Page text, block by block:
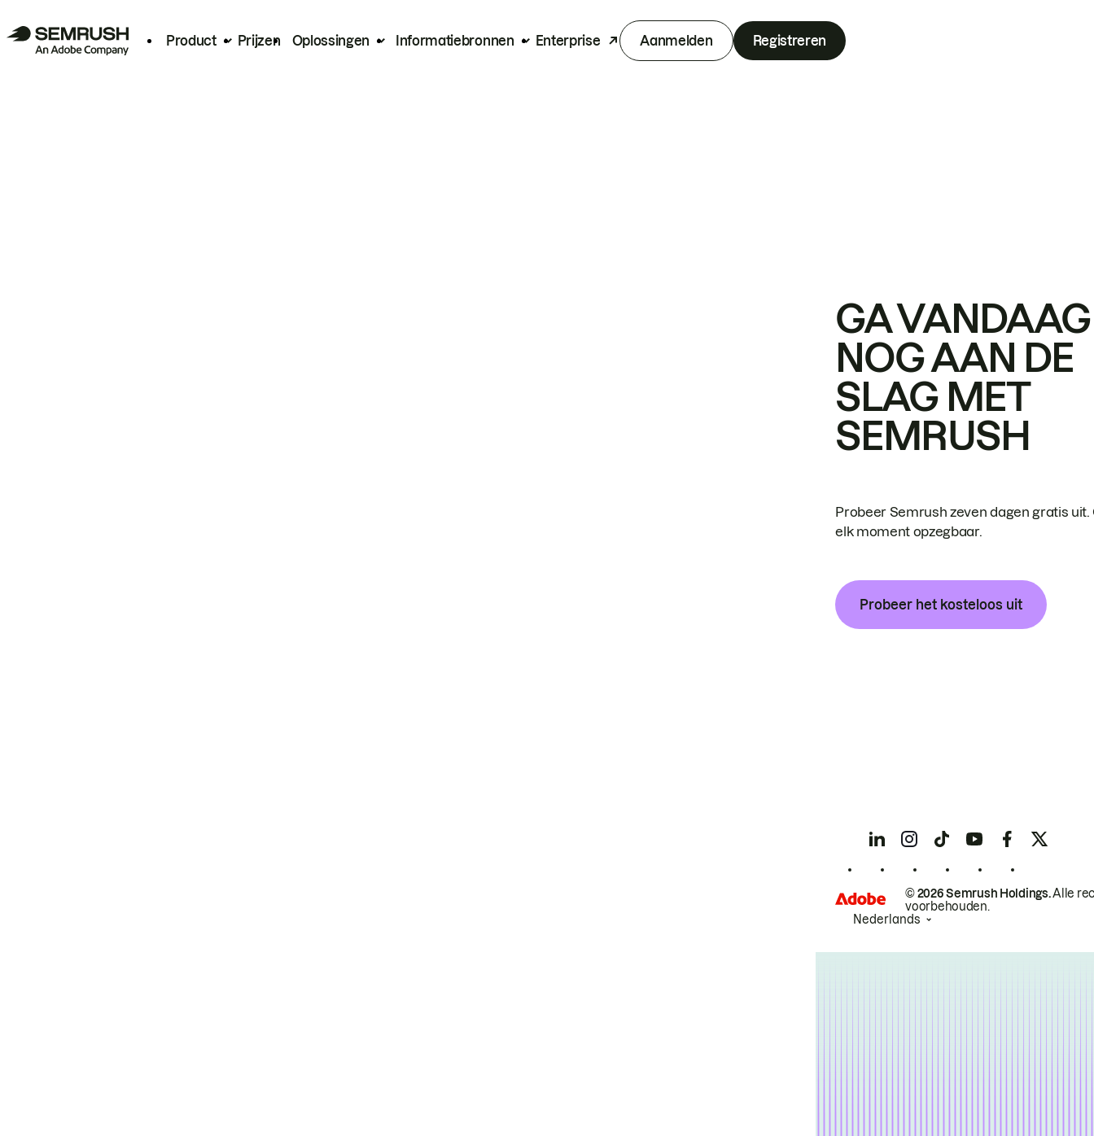
Product Prijzen Oplossingen Informatiebronnen Enterprise Aanmelden Registreren
GA VANDAAG
NOG AAN DE
SLAG MET
SEMRUSH
Probeer Semrush zeven dagen gratis uit.
elk moment opzegbaar.
Probeer het kosteloos uit
© 2026 Semrush Holdings.Alle
voorbehouden.
Nederlands